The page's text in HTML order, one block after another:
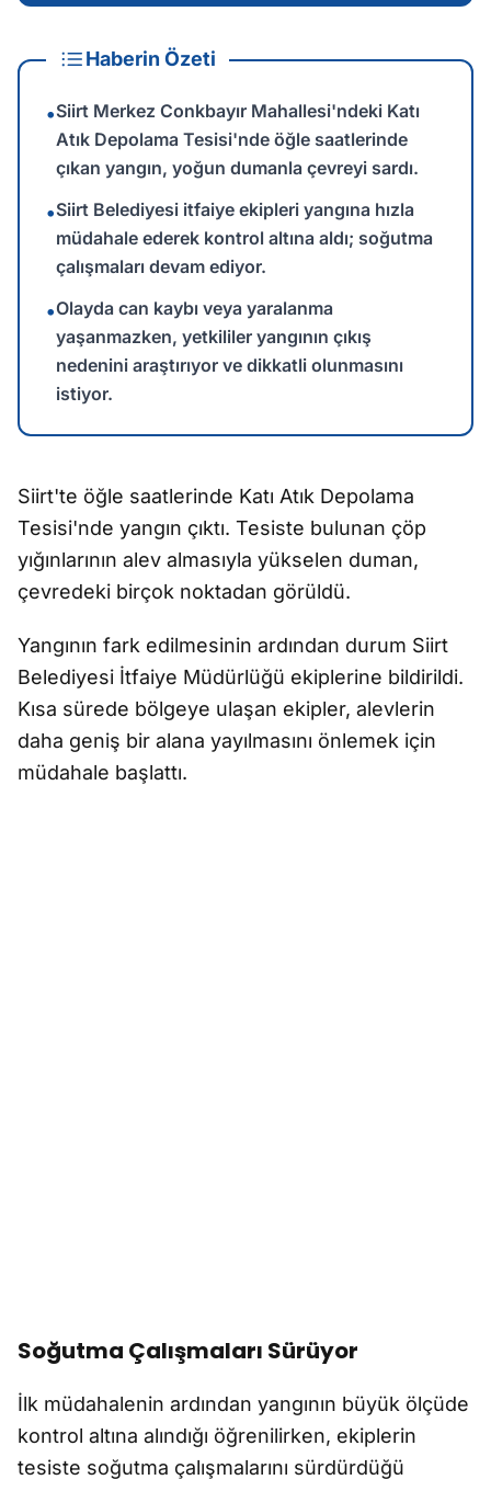
Haberin Özeti
•Siirt Merkez Conkbayır Mahallesi'ndeki Katı
Atık Depolama Tesisi'nde öğle saatlerinde
çıkan yangın, yoğun dumanla çevreyi sardı.
•Siirt Belediyesi itfaiye ekipleri yangına hızla
müdahale ederek kontrol altına aldı; soğutma
çalışmaları devam ediyor.
•Olayda can kaybı veya yaralanma
yaşanmazken, yetkililer yangının çıkış
nedenini araştırıyor ve dikkatli olunmasını
istiyor.
Siirt'te öğle saatlerinde Katı Atık Depolama
Tesisi'nde yangın çıktı. Tesiste bulunan çöp
yığınlarının alev almasıyla yükselen duman,
çevredeki birçok noktadan görüldü.
Yangının fark edilmesinin ardından durum Siirt
Belediyesi İtfaiye Müdürlüğü ekiplerine bildirildi.
Kısa sürede bölgeye ulaşan ekipler, alevlerin
daha geniş bir alana yayılmasını önlemek için
müdahale başlattı.
Soğutma Çalışmaları Sürüyor
İlk müdahalenin ardından yangının büyük ölçüde
kontrol altına alındığı öğrenilirken, ekiplerin
tesiste soğutma çalışmalarını sürdürdüğü